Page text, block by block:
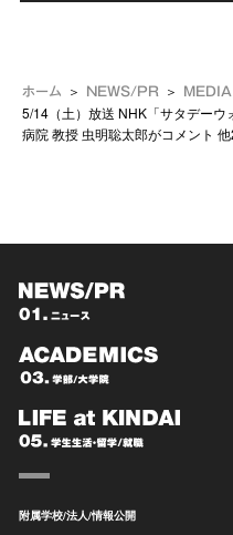
ホーム NEWS/PR MEDIA
5/14（土）放送 NHK「サタデーウ
病院 教授 虫明聡太郎がコメント
附属学校/法人/情報公開